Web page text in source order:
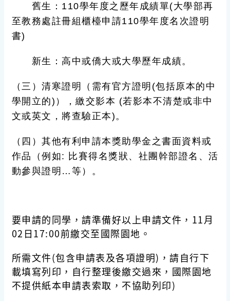
舊生 ：110學年度之歷年成績單(大學部再
至教務處註冊組櫃檯申請110學年度名次證明
書)
新生 ：高中或僑大或大學歷年成績。
（三） 清寒證明
（需有官方證明(包括原本的中
學開立的)），繳交影本 (若影本不清楚或非中
文或英文，將查驗正本)。
（四） 其他有利申請本獎助學金之書面資料或
作品
（例如: 比賽得名獎狀、社團幹部證名、活
動參與證明…等）。
要申請的同學，請準備好以上申請文件， 11月
02日17:00前繳交至國際園地。
所需文件(包含申請表及各項證明)，請自行下
載填寫列印，自行整理後繳交過來，國際園地
不提供紙本申請表索取，不協助列印)